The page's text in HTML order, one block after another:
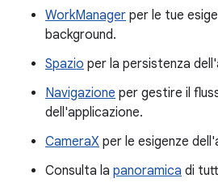
WorkManager per le tue
background.
Spazio per la persistenza
Navigazione per gestire il
dell'applicazione.
CameraX per le esigenze
Consulta la panoramica di